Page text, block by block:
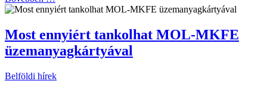
Most ennyiért tankolhat MOL-MKFE
üzemanyagkártyával
Belföldi hírek